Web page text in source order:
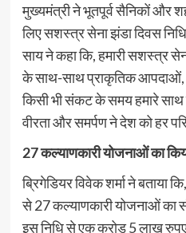
मुख्यमंत्री ने भूतपूर्व सैनिकों और
लिए सशस्त्र सेना झंडा दिवस
साय ने कहा कि, हमारी सशस्त्र
के साथ-साथ प्राकृतिक
किसी भी संकट के समय हमारे साथ
वीरता और समर्पण ने देश को हर
27 कल्याणकारी योजनाओं का
ब्रिगेडियर विवेक शर्मा ने बताया
से 27 कल्याणकारी योजनाओं का
इस निधि से एक करोड़ 5 लाख